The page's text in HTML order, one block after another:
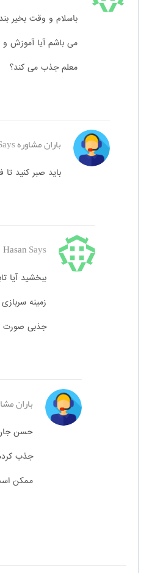
باسلام و وقت بخیر
می باشم آیا آموزش و
معلم جذب می کند؟
باران مشاوره
باید صبر کنید تا فراخوان
HasanSays
ببخشید آیا
زمینه
جذبی صورت
باران
حسن جان
جذب
ممکن